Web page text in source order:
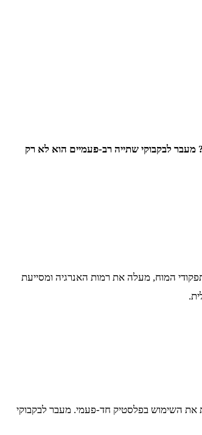
לבקבוקי שתייה רב-פעמיים הוא לא רק
המוח, מעלה את רמות האנרגיה ומסייעת
את השימוש בפלסטיק חד-פעמי. מעבר לבקבוקי